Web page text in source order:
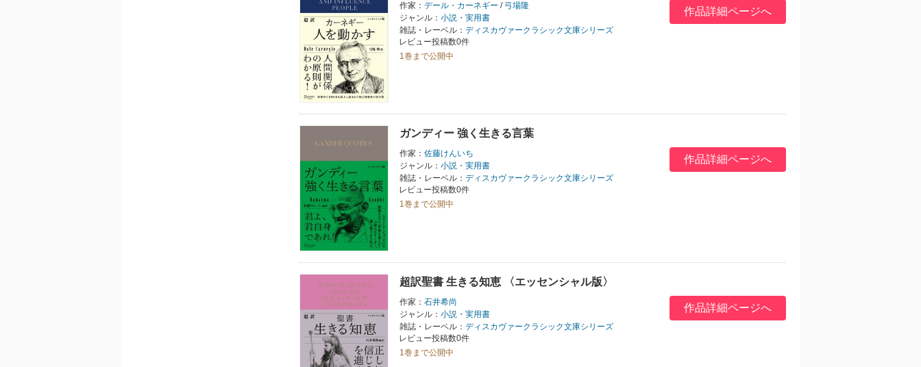
作家： デール・カーネギー / 弓場隆
ジャンル： 小説・実用書
雑誌・レーベル： ディスカヴァークラシック文庫シリーズ
レビュー投稿数0件
1巻まで公開中
作品詳細ページへ
ガンディー 強く生きる言葉
作家： 佐藤けんいち
ジャンル： 小説・実用書
雑誌・レーベル： ディスカヴァークラシック文庫シリーズ
レビュー投稿数0件
1巻まで公開中
作品詳細ページへ
超訳聖書 生きる知恵 〈エッセンシャル版〉
作家： 石井希尚
ジャンル： 小説・実用書
雑誌・レーベル： ディスカヴァークラシック文庫シリーズ
レビュー投稿数0件
1巻まで公開中
作品詳細ページへ